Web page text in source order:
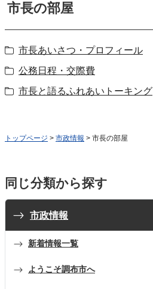
市長の部屋
市長あいさつ・プロフィール
公務日程・交際費
市長と語るふれあいトーキング
トップページ > 市政情報 > 市長の部屋
同じ分類から探す
市政情報
新着情報一覧
ようこそ調布市へ